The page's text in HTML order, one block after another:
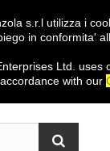
s.r.l utilizza i
in conformita'
Ltd. uses
accordance with our